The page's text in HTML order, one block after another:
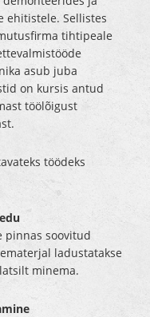
ehitistele. Sellistes
tihtipeale
asub juba
on kursis antud
töölõigust
töödeks
pinnas soovitud
ladustatakse
minema.